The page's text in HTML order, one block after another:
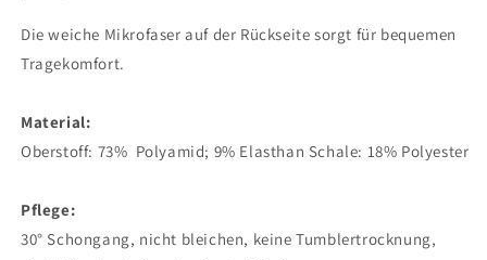
Die weiche Mikrofaser auf der Rückseite sorgt für bequemen
Tragekomfort.
Material:
Oberstoff: 73% Polyamid; 9% Elasthan Schale: 18% Polyester
Pflege:
30° Schongang, nicht bleichen, keine Tumblertrocknung,